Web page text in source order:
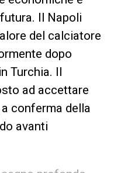
Il Napoli
del calciatore
dopo
Turchia. Il
ad accettare
conferma della
avanti